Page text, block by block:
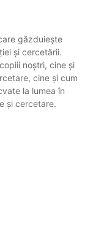
găzduiește
și cercetării.
noștri, cine și
cine și cum
la lumea în
și cercetare.